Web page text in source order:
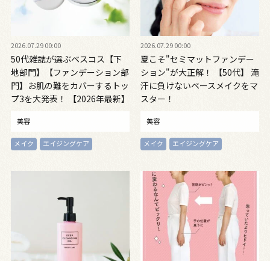
2026.07.29 00:00
50代雑誌が選ぶベスコス【下
地部門】【ファンデーション部
門】お肌の難をカバーするトッ
プ3を大発表！ 【2026年最新】
美容
メイク エイジングケア
2026.07.29 00:00
夏こそ"セミマットファンデー
ション"が大正解！ 【50代】 滝
汗に負けないベースメイクをマ
スター！
美容
メイク エイジングケア